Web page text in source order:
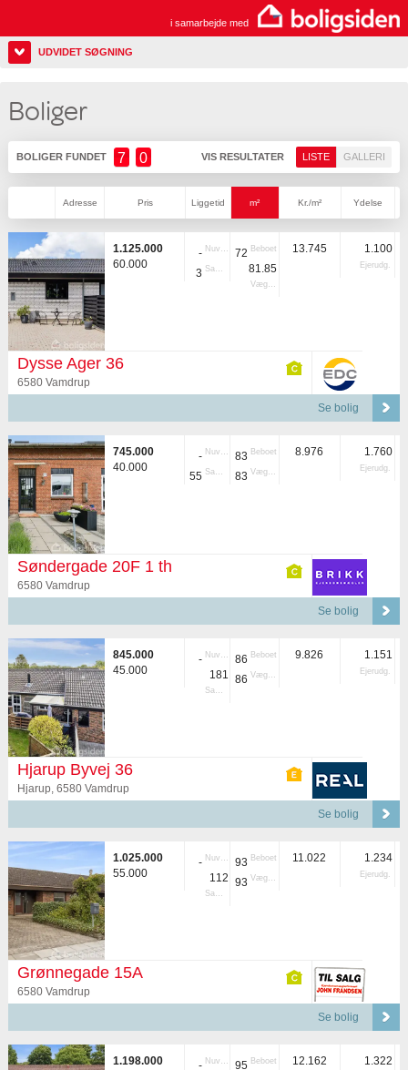
i samarbejde med
UDVIDET SØGNING
Boliger
BOLIGER FUNDET 7 0 VIS RESULTATER LISTE GALLERI
Adresse Pris Liggetid m² Kr./m² Ydelse
1.125.000
60.000
- Nuvær.
3 Samlet
72 Beboet
81.85
Vægtet
13.745 1.100
Ejerudg.
Dysse Ager 36
6580 Vamdrup
Se bolig
745.000
40.000
- Nuvær.
55 Samlet
83 Beboet
83 Vægtet
8.976 1.760
Ejerudg.
Søndergade 20F 1 th
6580 Vamdrup
Se bolig
845.000
45.000
- Nuvær.
181
Samlet
86 Beboet
86 Vægtet
9.826 1.151
Ejerudg.
Hjarup Byvej 36
Hjarup, 6580 Vamdrup
Se bolig
1.025.000
55.000
- Nuvær.
112
Samlet
93 Beboet
93 Vægtet
11.022 1.234
Ejerudg.
Grønnegade 15A
6580 Vamdrup
Se bolig
1.198.000
- Nuvær. 95 Beboet 12.162 1.322